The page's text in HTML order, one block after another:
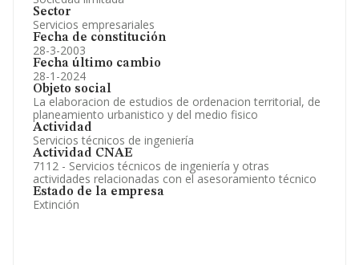
Sector
Servicios empresariales
Fecha de constitución
28-3-2003
Fecha último cambio
28-1-2024
Objeto social
La elaboracion de estudios de ordenacion territorial, de
planeamiento urbanistico y del medio fisico
Actividad
Servicios técnicos de ingeniería
Actividad CNAE
7112 - Servicios técnicos de ingeniería y otras
actividades relacionadas con el asesoramiento técnico
Estado de la empresa
Extinción